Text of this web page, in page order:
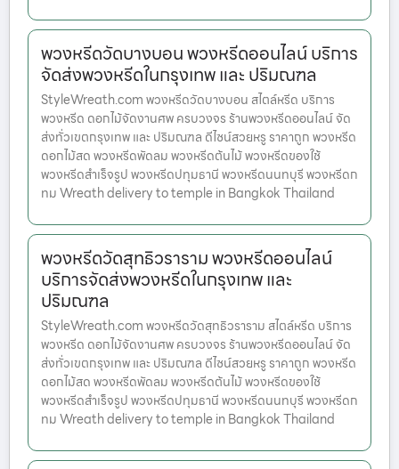
พวงหรีดวัดบางบอน พวงหรีดออนไลน์ บริการ
จัดส่งพวงหรีดในกรุงเทพ และ ปริมณฑล
StyleWreath.com พวงหรีดวัดบางบอน สไตล์หรีด บริการ
พวงหรีด ดอกไม้จัดงานศพ ครบวงจร ร้านพวงหรีดออนไลน์ จัด
ส่งทั่วเขตกรุงเทพ และ ปริมณฑล ดีไซน์สวยหรู ราคาถูก พวงหรีด
ดอกไม้สด พวงหรีดพัดลม พวงหรีดต้นไม้ พวงหรีดของใช้
พวงหรีดสำเร็จรูป พวงหรีดปทุมธานี พวงหรีดนนทบุรี พวงหรีดก
ทม Wreath delivery to temple in Bangkok Thailand
พวงหรีดวัดสุทธิวราราม พวงหรีดออนไลน์
บริการจัดส่งพวงหรีดในกรุงเทพ และ
ปริมณฑล
StyleWreath.com พวงหรีดวัดสุทธิวราราม สไตล์หรีด บริการ
พวงหรีด ดอกไม้จัดงานศพ ครบวงจร ร้านพวงหรีดออนไลน์ จัด
ส่งทั่วเขตกรุงเทพ และ ปริมณฑล ดีไซน์สวยหรู ราคาถูก พวงหรีด
ดอกไม้สด พวงหรีดพัดลม พวงหรีดต้นไม้ พวงหรีดของใช้
พวงหรีดสำเร็จรูป พวงหรีดปทุมธานี พวงหรีดนนทบุรี พวงหรีดก
ทม Wreath delivery to temple in Bangkok Thailand